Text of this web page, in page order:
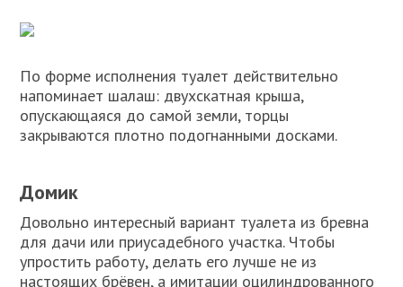
По форме исполнения туалет действительно
напоминает шалаш: двухскатная крыша,
опускающаяся до самой земли, торцы
закрываются плотно подогнанными досками.
Домик
Довольно интересный вариант туалета из бревна
для дачи или приусадебного участка. Чтобы
упростить работу, делать его лучше не из
настоящих брёвен, а имитации оцилиндрованного